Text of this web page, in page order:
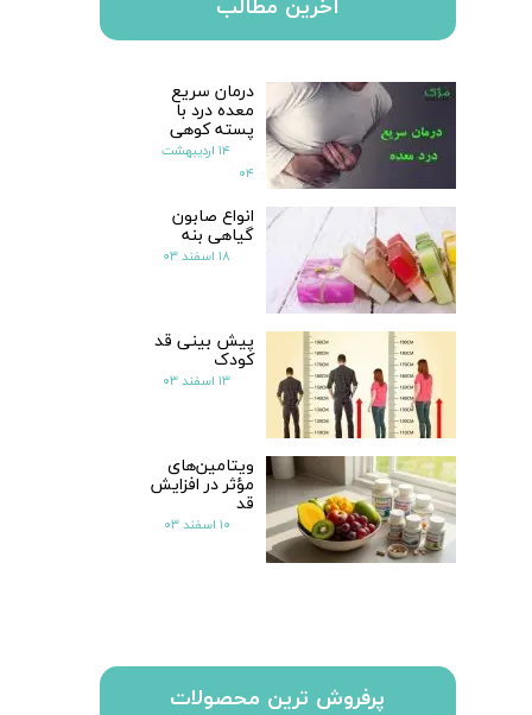
پرفروش ترین محصولات
آخرین مطالب
درمان سریع
معده درد با
پسته کوهی
۱۴ اردیبهشت
۰۴
انواع صابون
گیاهی بنه
۱۸ اسفند ۰۳
پیش بینی قد
کودک
۱۳ اسفند ۰۳
ویتامین‌های
مؤثر در افزایش
قد
۱۰ اسفند ۰۳